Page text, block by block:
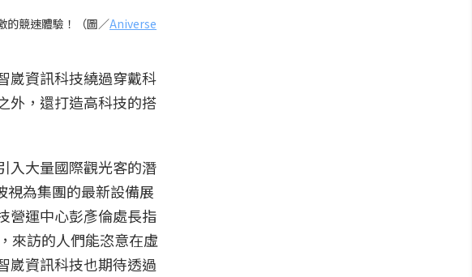
的競速體驗！（圖／Aniverse
崴資訊科技繞過穿戴科
外，還打造高科技的搭
入大量國際觀光客的潛
視為集團的最新設備展
營運中心彭彥倫處長指
來訪的人們能恣意在虛
崴資訊科技也期待透過